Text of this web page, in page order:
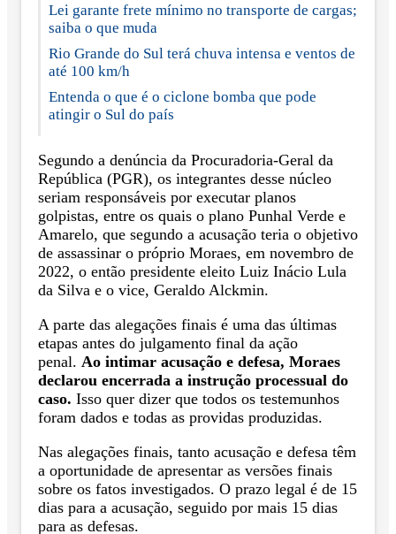
Lei garante frete mínimo no transporte de cargas;
saiba o que muda
Rio Grande do Sul terá chuva intensa e ventos de
até 100 km/h
Entenda o que é o ciclone bomba que pode
atingir o Sul do país
Segundo a denúncia da Procuradoria-Geral da
República (PGR), os integrantes desse núcleo
seriam responsáveis por executar planos
golpistas, entre os quais o plano Punhal Verde e
Amarelo, que segundo a acusação teria o objetivo
de assassinar o próprio Moraes, em novembro de
2022, o então presidente eleito Luiz Inácio Lula
da Silva e o vice, Geraldo Alckmin.
A parte das alegações finais é uma das últimas
etapas antes do julgamento final da ação
penal. Ao intimar acusação e defesa, Moraes
declarou encerrada a instrução processual do
caso. Isso quer dizer que todos os testemunhos
foram dados e todas as providas produzidas.
Nas alegações finais, tanto acusação e defesa têm
a oportunidade de apresentar as versões finais
sobre os fatos investigados. O prazo legal é de 15
dias para a acusação, seguido por mais 15 dias
para as defesas.